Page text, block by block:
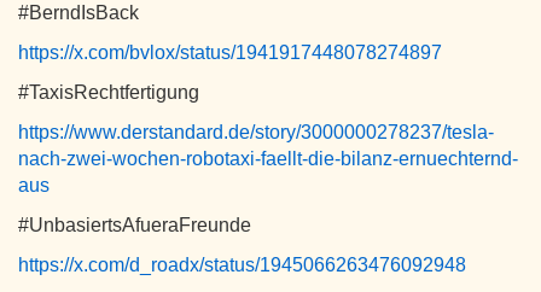
#BerndIsBack
https://x.com/bvlox/status/1941917448078274897
#TaxisRechtfertigung
https://www.derstandard.de/story/3000000278237/tesla-
nach-zwei-wochen-robotaxi-faellt-die-bilanz-ernuechternd-
aus
#UnbasiertsAfueraFreunde
https://x.com/d_roadx/status/1945066263476092948